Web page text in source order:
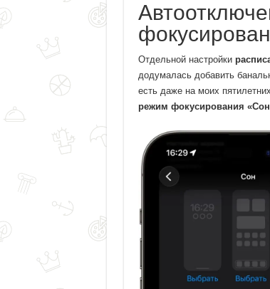
Отдельной настройки
додумалась добавить
есть даже на моих
режим фокусирования